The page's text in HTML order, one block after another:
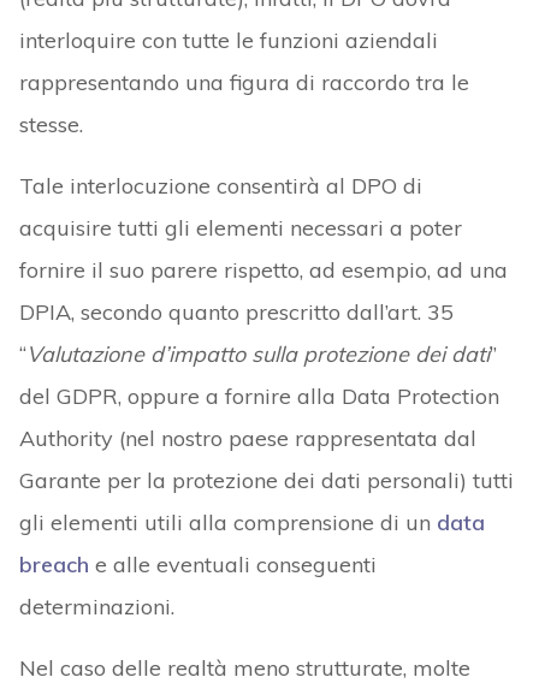
interloquire con tutte le funzioni aziendali
rappresentando una figura di raccordo tra le
stesse.
Tale interlocuzione consentirà al DPO di
acquisire tutti gli elementi necessari a poter
fornire il suo parere rispetto, ad esempio, ad una
DPIA, secondo quanto prescritto dall’art. 35
“Valutazione d’impatto sulla protezione dei dati”
del GDPR, oppure a fornire alla Data Protection
Authority (nel nostro paese rappresentata dal
Garante per la protezione dei dati personali) tutti
gli elementi utili alla comprensione di un data
breach e alle eventuali conseguenti
determinazioni.
Nel caso delle realtà meno strutturate, molte